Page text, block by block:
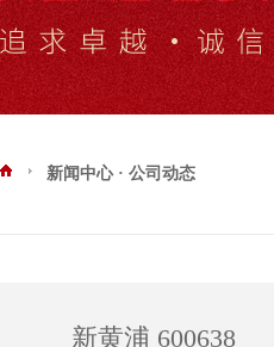
新闻中心 · 公司动态
新黄浦 600638